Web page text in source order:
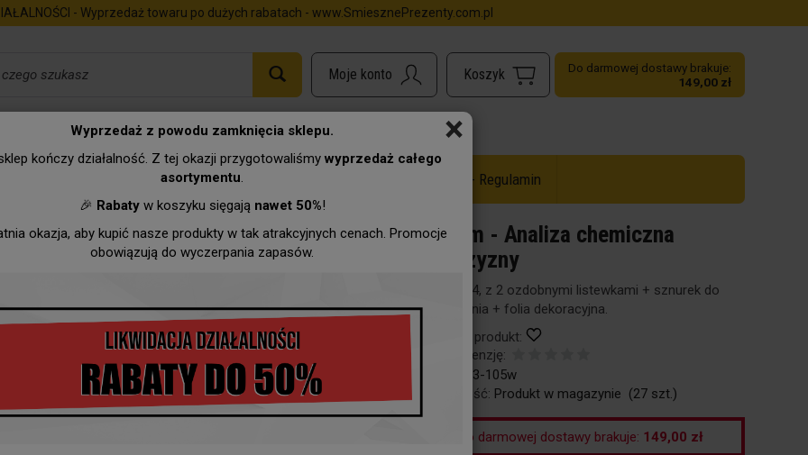
×
Wyprzedaż z powodu zamknięcia sklepu.
kończy działalność. Z tej okazji przygotowaliśmy wyprzedaż całego
asortymentu.
🎉 Rabatyw koszyku sięgają nawet 50%!
okazja, aby kupić nasze produkty w tak atrakcyjnych cenach. Promocje
obowiązują do wyczerpania zapasów.
- Wyprzedaż towaru po dużych rabatach - www.SmiesznePrezenty.com.pl
Do darmowej dostawy brakuje:
149,00 zł
Dyplom - Analiza chemiczna męż..
Zawody Wyprzedaż do -50% - Regulamin
Dyplom - Analiza chemiczna
mężczyzny
Format A4, z 2 ozdobnymi listewkami + sznurek do
zawieszenia + folia dekoracyjna.
Obserwuj produkt:
Dodaj recenzję:
80-33-105w
Dostępność: Produkt w magazynie (27 szt.)
Do darmowej dostawy brakuje: 149,00 zł